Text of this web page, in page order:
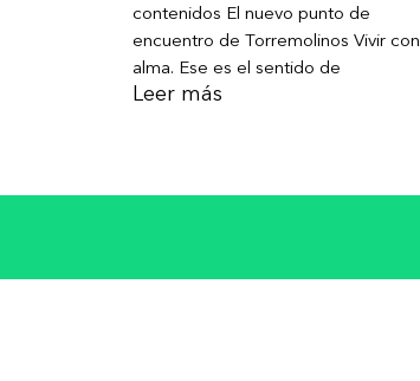
contenidos El nuevo punto de
encuentro de Torremolinos Vivir con
alma. Ese es el sentido de
Leer más